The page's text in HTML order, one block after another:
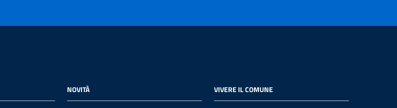
NOVITÀ VIVERE IL COMUNE